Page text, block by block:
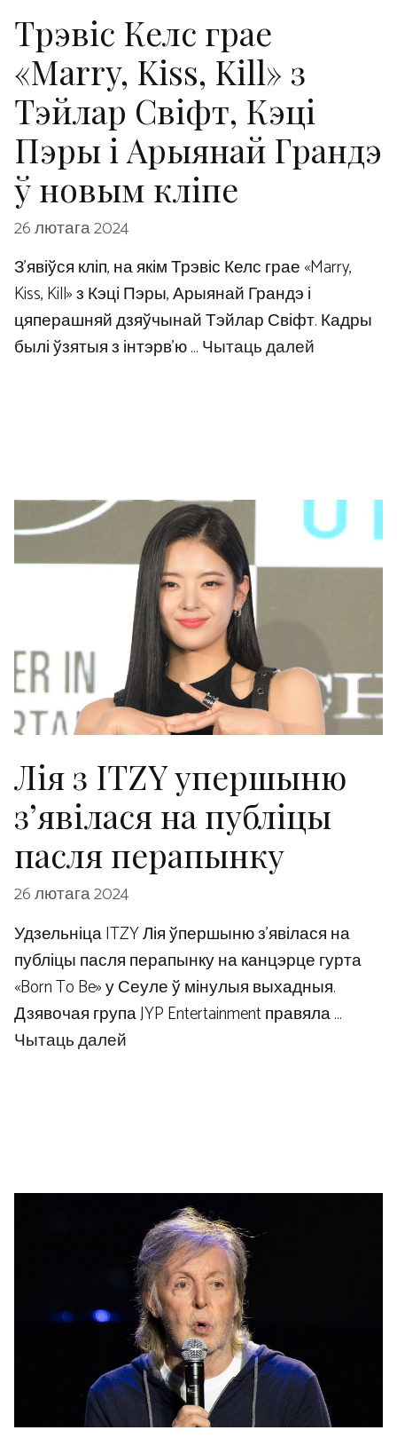
Трэвіс Келс грае
«Marry, Kiss, Kill» з
Тэйлар Свіфт, Кэці
Пэры і Арыянай Грандэ
ў новым кліпе
26 лютага 2024
З’явіўся кліп, на якім Трэвіс Келс грае «Marry,
Kiss, Kill» з Кэці Пэры, Арыянай Грандэ і
цяперашняй дзяўчынай Тэйлар Свіфт. Кадры
былі ўзятыя з інтэрв’ю …Чытаць далей
Лія з ITZY упершыню
з’явілася на публіцы
пасля перапынку
26 лютага 2024
Удзельніца ITZY Лія ўпершыню з’явілася на
публіцы пасля перапынку на канцэрце гурта
«Born To Be» у Сеуле ў мінулыя выхадныя.
Дзявочая група JYP Entertainment правяла …
Чытаць далей